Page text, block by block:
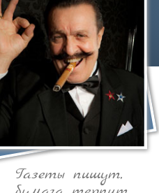
Газеты пишут,